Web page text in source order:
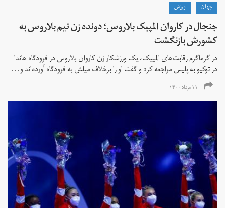
جهان ورزش
جنجال در کاروان المپیک بلاروس؛ دونده زن تیم بلاروس به
کشورش بازنگشت
در گرماگرم رقابت‌های المپیک، یک ورزشکار زن کاروان بلاروس در فرودگاه هاندا
در توکیو به پلیس مراجعه کرد و گفت او را برخلاف میلش به فرودگاه آورده‌اند و...
۱۱ مرداد ۱۴۰۰